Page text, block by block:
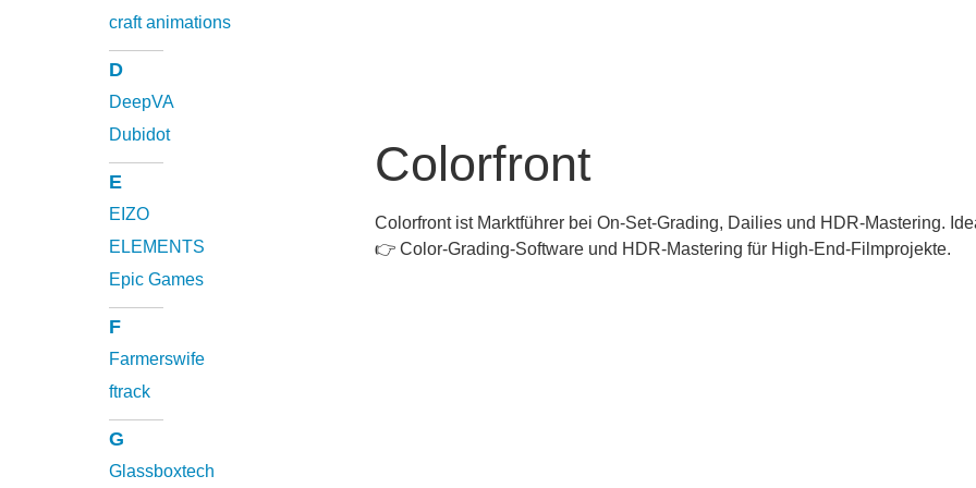
craft animations
D
DeepVA
Dubidot
E
EIZO
ELEMENTS
Epic Games
F
Farmerswife
ftrack
G
Glassboxtech
Colorfront
Colorfront ist Marktführer bei On-Set-Grading, Dailies und HDR-Mastering.
👉 Color-Grading-Software und HDR-Mastering für High-End-Filmprojekte.